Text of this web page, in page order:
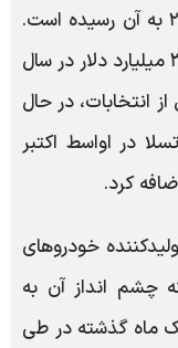
است، این رقم آخرین بار در ژانویه ۲۰۲۲ به آن رسیده است.
اما هنوز از بالاترین رکورد او یعنی ۳۴۰.۴ میلیارد دلار در سال
انتخابات، در حال
در اواسط اکتبر
خودروهای
چشم انداز آن به
ماه گذشته در طی